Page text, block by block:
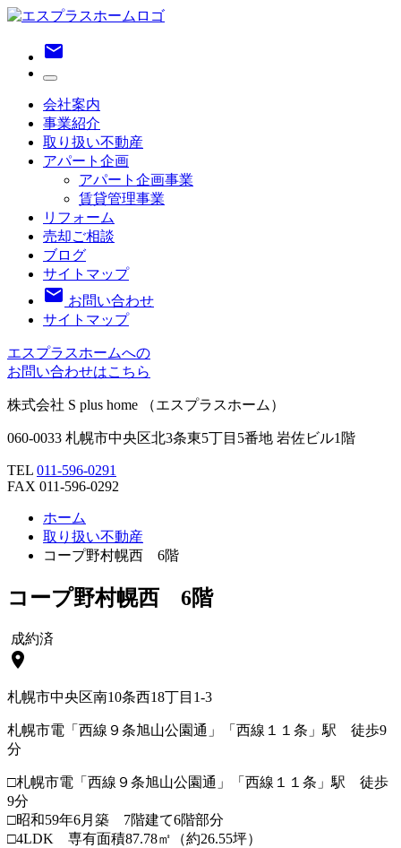
email
会社案内
事業紹介
取り扱い不動産
アパート企画
アパート企画事業
賃貸管理事業
リフォーム
売却ご相談
ブログ
サイトマップ
email お問い合わせ
サイトマップ
エスプラスホームへの
お問い合わせはこちら
株式会社 S plus home （エスプラスホーム）
060-0033 札幌市中央区北3条東5丁目5番地 岩佐ビル1階
TEL 011-596-0291
FAX 011-596-0292
ホーム
取り扱い不動産
コープ野村幌西 6階
コープ野村幌西 6階
成約済
location_on
札幌市中央区南10条西18丁目1-3
札幌市電「西線９条旭山公園通」「西線１１条」駅 徒歩9
分
□札幌市電「西線９条旭山公園通」「西線１１条」駅 徒歩
9分
□昭和59年6月築 7階建て6階部分
□4LDK 専有面積87.78㎡（約26.55坪）